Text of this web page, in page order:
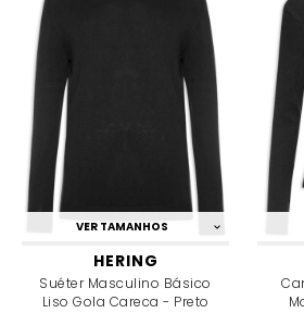
VER TAMANHOS
HERING
Suéter Masculino Básico
Liso Gola Careca - Preto